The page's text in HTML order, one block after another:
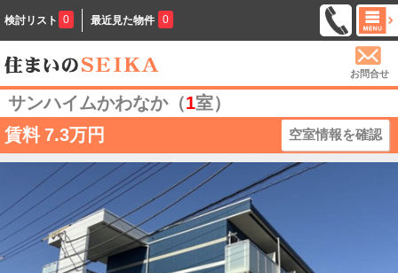
検討リスト 0 最近見た物件 0
お問合せ
サンハイムかわなか（1室）
賃料 7.3万円 空室情報を確認